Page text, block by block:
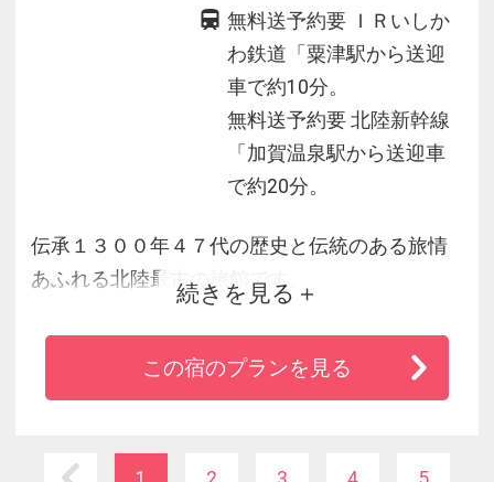
無料送予約要 ＩＲいしか
わ鉄道「粟津駅から送迎
車で約10分。
無料送予約要 北陸新幹線
「加賀温泉駅から送迎車
で約20分。
伝承１３００年４７代の歴史と伝統のある旅情
あふれる北陸最古の旅館です。
歴史を感じる事が出来るロビーがお出迎え、落
ち着いた数寄屋造りの客室、数々の楽しい趣向
をこらしたパブリックでお寛ぎ下さい。
【送迎：予約要】加賀温泉駅と粟津駅からの送
続きを見る
この宿のプランを見る